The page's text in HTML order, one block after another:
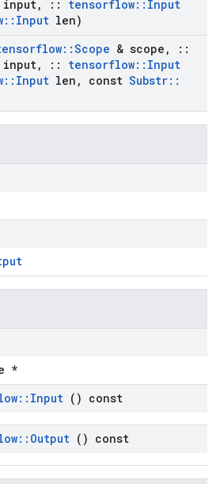
input, :: tensorflow:: Input
:: Input len)
::Scope & scope ,
::
input, :: tensorflow:: Input
:: Input len , const Substr::
*
:: Input () const
:: Output () const